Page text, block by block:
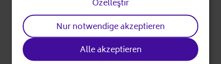
Baskı
Özelleştir
Nur notwendige akzeptieren
Alle akzeptieren